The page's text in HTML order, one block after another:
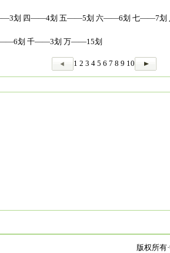
划 四——4划 五——5划 六——6划 七——7划
划 千——3划 万——15划
1 2 3 4 5 6 7 8 9 10
版权所有